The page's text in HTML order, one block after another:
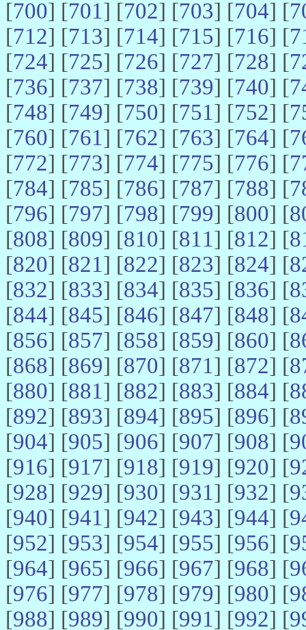
[700] [701] [702] [703] [704] [
[712] [713] [714] [715] [716] [
[724] [725] [726] [727] [728] [
[736] [737] [738] [739] [740] [
[748] [749] [750] [751] [752] [
[760] [761] [762] [763] [764] [
[772] [773] [774] [775] [776] [
[784] [785] [786] [787] [788] [
[796] [797] [798] [799] [800] [
[808] [809] [810] [811] [812] [
[820] [821] [822] [823] [824] [
[832] [833] [834] [835] [836] [
[844] [845] [846] [847] [848] [
[856] [857] [858] [859] [860] [
[868] [869] [870] [871] [872] [
[880] [881] [882] [883] [884] [
[892] [893] [894] [895] [896] [
[904] [905] [906] [907] [908] [
[916] [917] [918] [919] [920] [
[928] [929] [930] [931] [932] [
[940] [941] [942] [943] [944] [
[952] [953] [954] [955] [956] [
[964] [965] [966] [967] [968] [
[976] [977] [978] [979] [980] [
[988] [989] [990] [991] [992] [